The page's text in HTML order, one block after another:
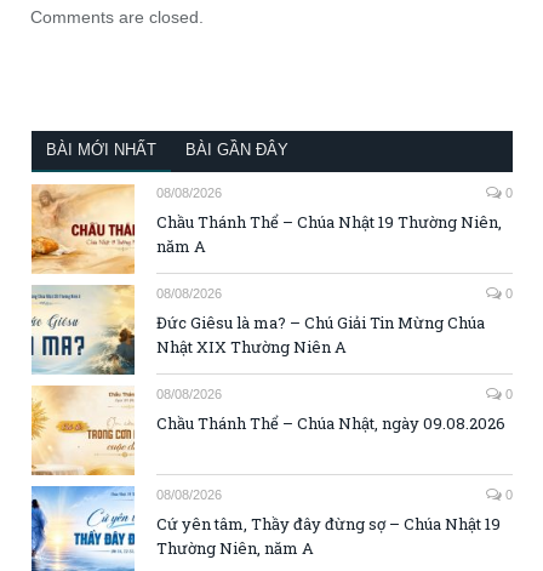
Comments are closed.
BÀI MỚI NHẤT BÀI GẦN ĐÂY
08/08/2026 0
Chầu Thánh Thể – Chúa Nhật 19 Thường Niên,
năm A
08/08/2026 0
Đức Giêsu là ma? – Chú Giải Tin Mừng Chúa
Nhật XIX Thường Niên A
08/08/2026 0
Chầu Thánh Thể – Chúa Nhật, ngày 09.08.2026
08/08/2026 0
Cứ yên tâm, Thầy đây đừng sợ – Chúa Nhật 19
Thường Niên, năm A